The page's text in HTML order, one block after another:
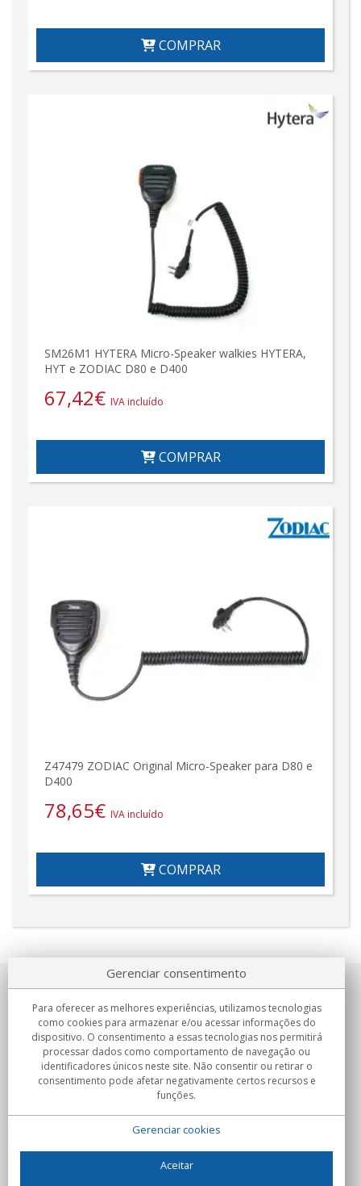
COMPRAR
SM26M1 HYTERA Micro-Speaker walkies HYTERA,
HYT e ZODIAC D80 e D400
67,42€ IVA incluído
COMPRAR
Z47479 ZODIAC Original Micro-Speaker para D80 e
D400
78,65€ IVA incluído
COMPRAR
Sobre nosotros
Compromissos
Compras
Gerenciar consentimento
Para oferecer as melhores experiências, utilizamos tecnologias
como cookies para armazenar e/ou acessar informações do
dispositivo. O consentimento a essas tecnologias nos permitirá
processar dados como comportamento de navegação ou
identificadores únicos neste site. Não consentir ou retirar o
consentimento pode afetar negativamente certos recursos e
funções.
Gerenciar cookies
Aceitar